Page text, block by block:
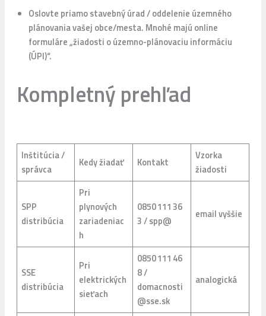
Oslovte priamo stavebný úrad / oddelenie územného
plánovania vašej obce/mesta. Mnohé majú online
formuláre „žiadosti o územno-plánovaciu informáciu
(ÚPI)“.
Kompletný prehľad
Inštitúcia /
správca
Kedy žiadať Kontakt
Vzorka
žiadosti
SPP
distribúcia
Pri
plynových
zariadeniac
h
0850 111 36
3 / spp@
email vyššie
SSE
distribúcia
Pri
elektrických
sieťach
0850 111 46
8 /
domacnosti
@sse.sk
analogická